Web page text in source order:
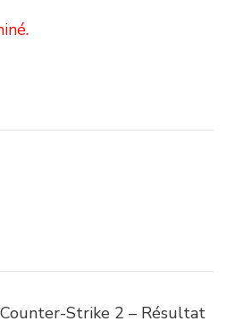
Strike 2 – Résultat